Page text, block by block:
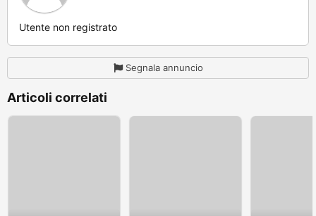
Utente non registrato
Segnala annuncio
Articoli correlati